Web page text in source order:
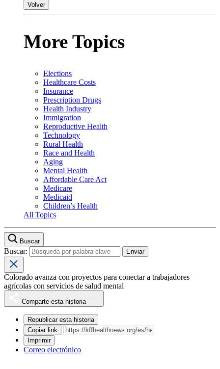
Volver
More Topics
Elections
Healthcare Costs
Insurance
Prescription Drugs
Health Industry
Immigration
Reproductive Health
Technology
Rural Health
Race and Health
Aging
Mental Health
Affordable Care Act
Medicare
Medicaid
Children’s Health
All Topics
Buscar
Buscar:
Colorado avanza con proyectos para conectar a trabajadores
agrícolas con servicios de salud mental
Comparte esta historia
Republicar esta historia
Copiar link
Imprimir
Correo electrónico